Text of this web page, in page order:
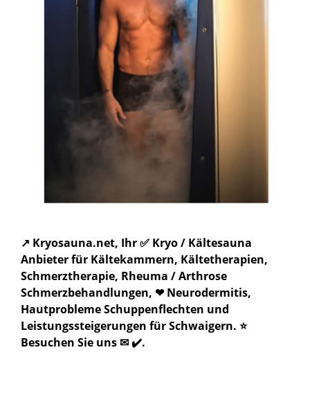
↗️ Kryosauna.net, Ihr ✅ Kryo / Kältesauna
Anbieter für Kältekammern, Kältetherapien,
Schmerztherapie, Rheuma / Arthrose
Schmerzbehandlungen, ❤ Neurodermitis,
Hautprobleme Schuppenflechten und
Leistungssteigerungen für Schwaigern. ⭐
Besuchen Sie uns ✉ ✔️.